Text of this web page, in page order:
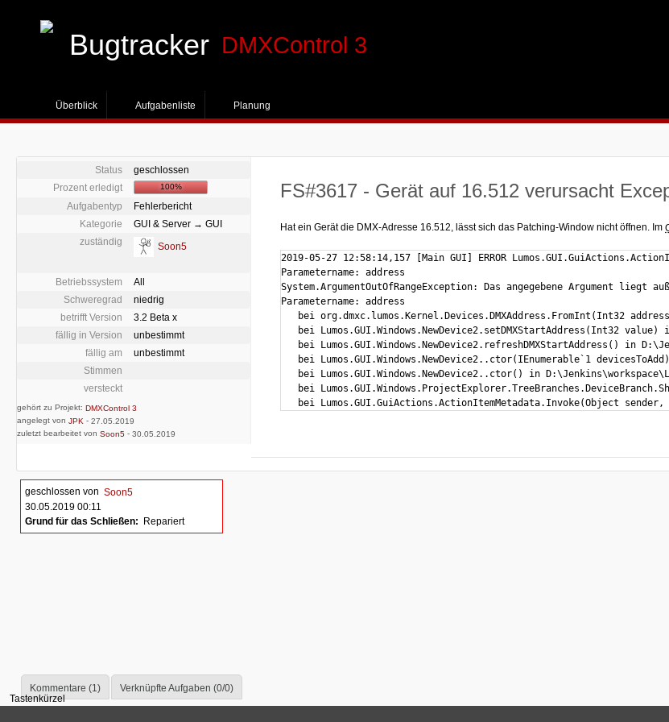
Bugtracker DMXControl 3
Überblick Aufgabenliste Planung
Status
geschlossen
Prozent erledigt
100%
Aufgabentyp
Fehlerbericht
Kategorie
GUI & Server → GUI
zuständig
Soon5
Betriebssystem
All
Schweregrad
niedrig
betrifft Version
3.2 Beta x
fällig in Version
unbestimmt
fällig am
unbestimmt
Stimmen
versteckt
gehört zu Projekt: DMXControl 3
angelegt von JPK - 27.05.2019
zuletzt bearbeitet von Soon5 - 30.05.2019
FS#3617 - Gerät auf 16.512 verursacht
Hat ein Gerät die DMX-Adresse 16.512, lässt sich das Patching-Window nicht öffnen. Im
2019-05-27 12:58:14,157 [Main GUI] ERROR
Parametername: address
System.ArgumentOutOfRangeException: Das angegebene Argument liegt
Parametername: address
bei org.dmxc.lumos.Kernel.Devices.DMXAddress.FromInt(Int32
bei Lumos.GUI.Windows.NewDevice2.setDMXStartAddress(Int32
bei Lumos.GUI.Windows.NewDevice2.refreshDMXStartAddress() in
bei Lumos.GUI.Windows.NewDevice2..ctor(IEnumerable`1
bei Lumos.GUI.Windows.NewDevice2..ctor() in
bei
bei Lumos.GUI.GuiActions.ActionItemMetadata.Invoke(Object
geschlossen von Soon5
30.05.2019 00:11
Grund für das Schließen: Repariert
Kommentare (1)
Verknüpfte Aufgaben (0/0)
Tastenkürzel